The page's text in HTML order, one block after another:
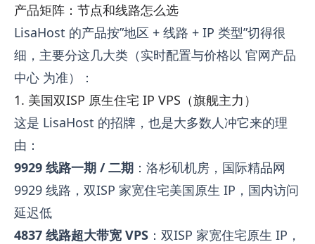
产品矩阵：节点和线路怎么选
LisaHost 的产品按”地区 + 线路 + IP 类型”切得很
细，主要分这几大类（实时配置与价格以 官网产品
中心 为准）：
1. 美国双ISP 原生住宅 IP VPS（旗舰主力）
这是 LisaHost 的招牌，也是大多数人冲它来的理
由：
9929 线路一期 / 二期 ：洛杉矶机房，国际精品网
9929 线路，双ISP 家宽住宅美国原生 IP，国内访问
延迟低
4837 线路超大带宽 VPS ：双ISP 家宽住宅原生 IP，